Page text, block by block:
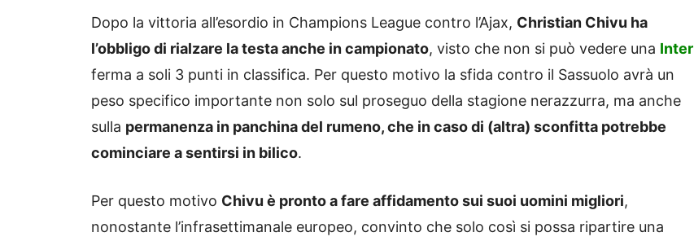
Dopo la vittoria all’esordio in Champions League contro l’Ajax, Christian Chivu ha
l’obbligo di rialzare la testa anche in campionato, visto che non si può vedere una Inter
ferma a soli 3 punti in classifica. Per questo motivo la sfida contro il Sassuolo avrà un
peso specifico importante non solo sul proseguo della stagione nerazzurra, ma anche
sulla permanenza in panchina del rumeno, che in caso di (altra) sconfitta potrebbe
cominciare a sentirsi in bilico.
Per questo motivo Chivu è pronto a fare affidamento sui suoi uomini migliori,
nonostante l’infrasettimanale europeo, convinto che solo così si possa ripartire una